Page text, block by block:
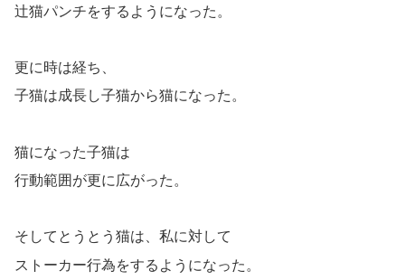
辻猫パンチをするようになった。
更に時は経ち、
子猫は成長し子猫から猫になった。
猫になった子猫は
行動範囲が更に広がった。
そしてとうとう猫は、私に対して
ストーカー行為をするようになった。